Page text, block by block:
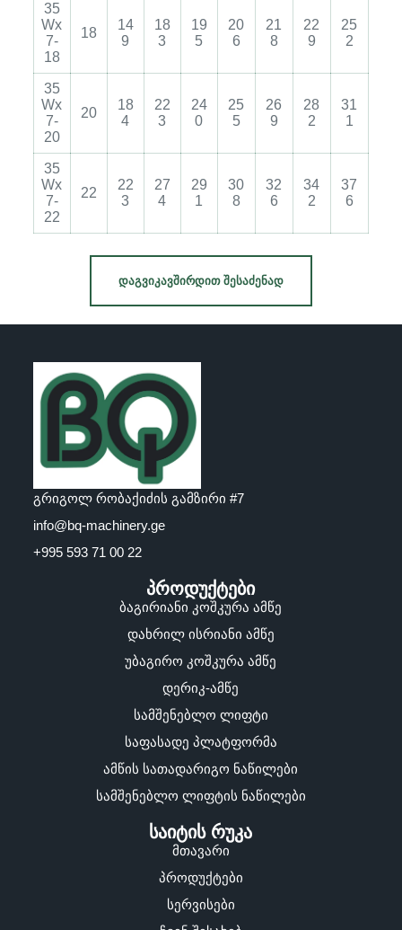
35
Wx
7-
18
18
14
9
18
3
19
5
20
6
21
8
22
9
25
2
35
Wx
7-
20
20
18
4
22
3
24
0
25
5
26
9
28
2
31
1
35
Wx
7-
22
22
22
3
27
4
29
1
30
8
32
6
34
2
37
6
ᲓᲐᲒᲕᲘᲙᲐᲕᲨᲘᲠᲓᲘᲗ ᲨᲔᲡᲐᲫᲔᲜᲐᲓ
გრიგოლ რობაქიძის გამზირი #7
info@bq-machinery.ge
+995 593 71 00 22
პროდუქტები
ბაგირიანი კოშკურა ამწე
დახრილ ისრიანი ამწე
უბაგირო კოშკურა ამწე
დერიკ-ამწე
სამშენებლო ლიფტი
საფასადე პლატფორმა
ამწის სათადარიგო ნაწილები
სამშენებლო ლიფტის ნაწილები
საიტის რუკა
მთავარი
პროდუქტები
სერვისები